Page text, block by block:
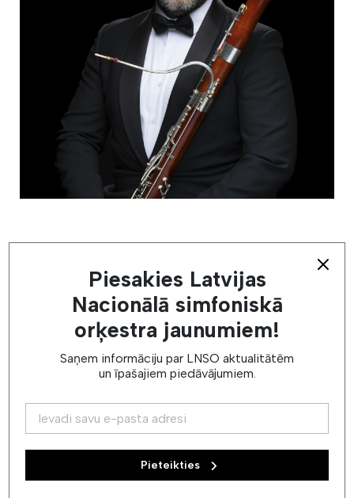
Kontakti
E-pasts:lnso@lnso.lv
Tel.: + (371) 67224850, Biļešu kase: + (371) 67213643
Juridiskā adrese: Amatu 6, Rīga, LV-1050
Piesakies Latvijas
Nacionālā simfoniskā
orķestra jaunumiem!
Saņem informāciju par LNSO aktualitātēm
un īpašajiem piedāvājumiem.
Pieteikties